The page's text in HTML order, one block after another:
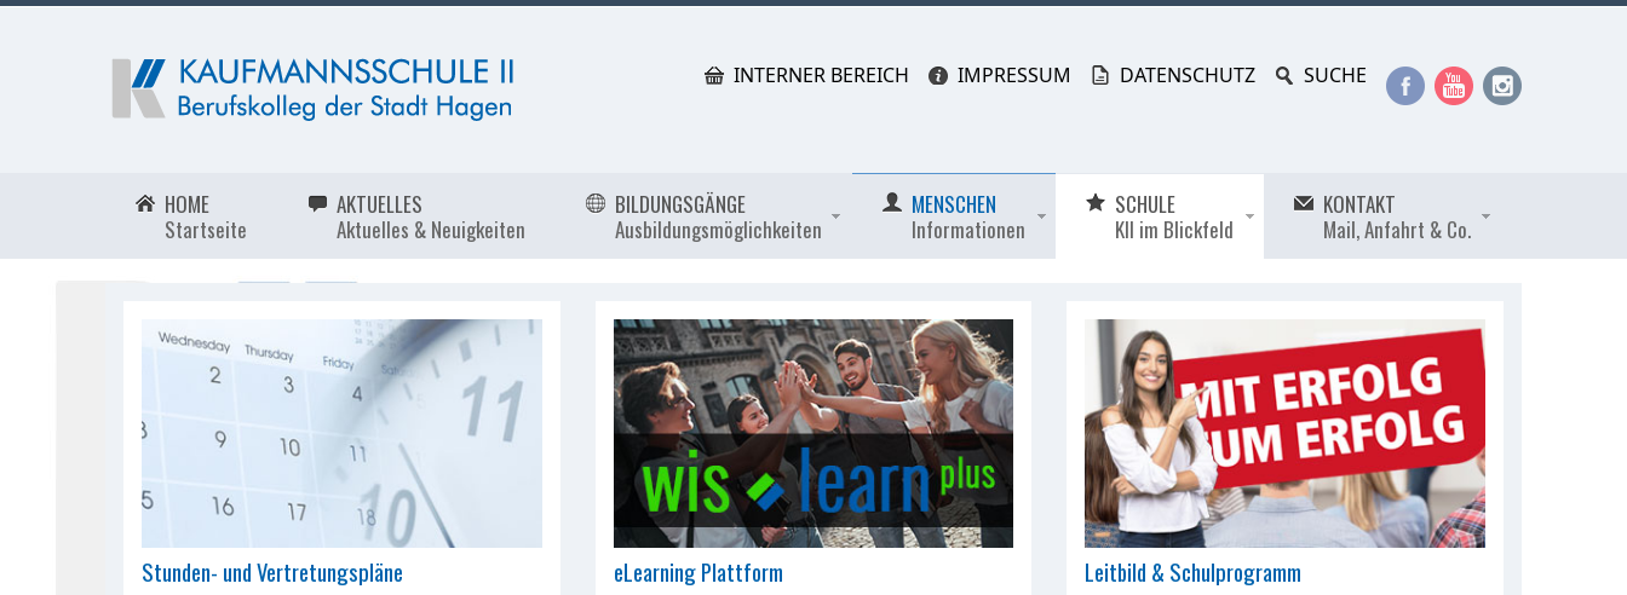
INTERNER BEREICH IMPRESSUM DATENSCHUTZ SUCHE
HOME
Startseite
AKTUELLES
Aktuelles & Neuigkeiten
BILDUNGSGÄNGE
Ausbildungsmöglichkeiten
MENSCHEN
Informationen
SCHULE
KII im Blickfeld
KONTAKT
Mail, Anfahrt & Co.
Stunden- und Vertretungspläne eLearning Plattform Leitbild & Schulprogramm